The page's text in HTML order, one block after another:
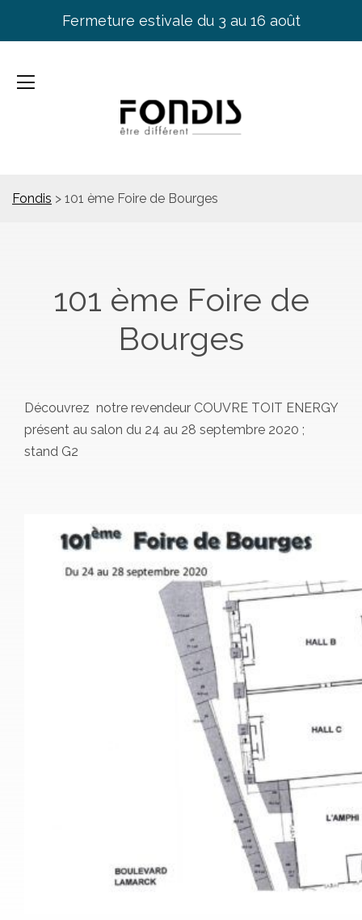
Fermeture estivale du 3 au 16 août
Fondis > 101 ème Foire de Bourges
101 ème Foire de
Bourges
Découvrez notre revendeur COUVRE TOIT ENERGY
présent au salon du 24 au 28 septembre 2020 ;
stand G2